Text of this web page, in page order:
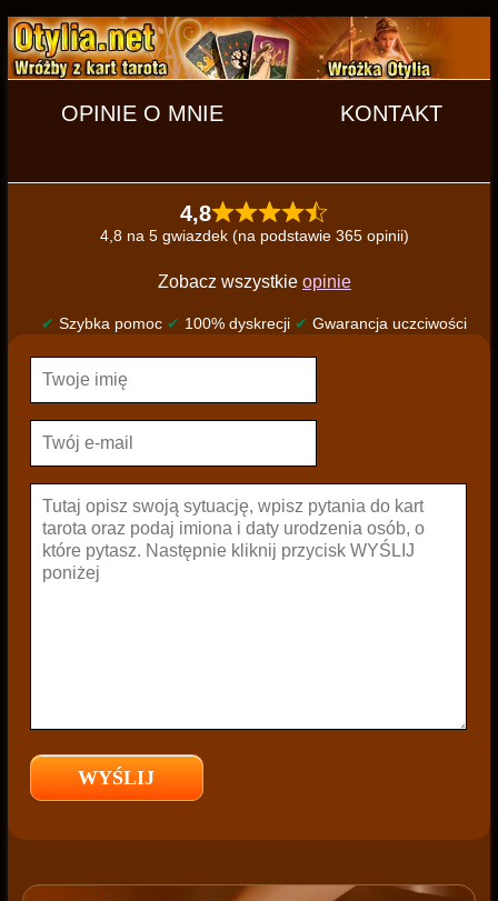
OPINIE O MNIE KONTAKT
4,8
4,8 na 5 gwiazdek (na podstawie 365 opinii)
Zobacz wszystkie opinie
✔ Szybka pomoc ✔ 100% dyskrecji ✔ Gwarancja uczciwości